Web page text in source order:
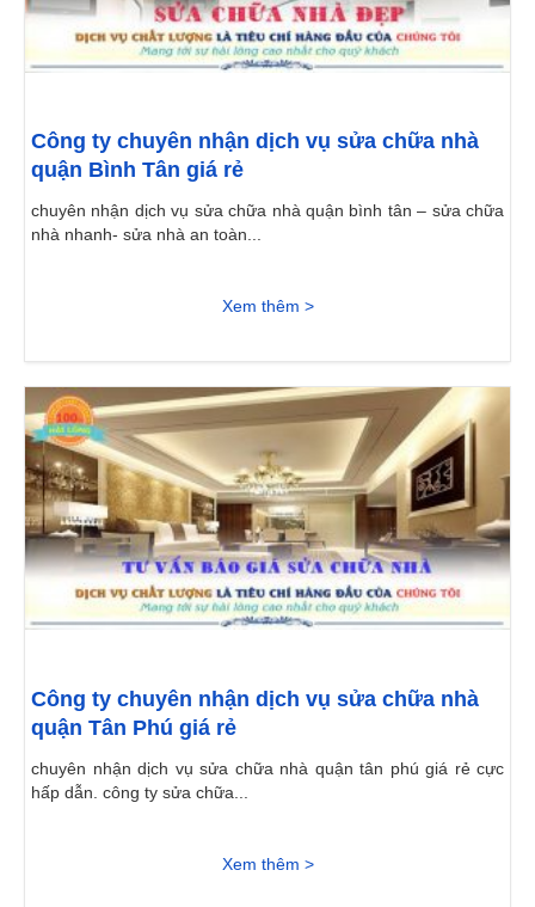
Công ty chuyên nhận dịch vụ sửa chữa nhà
quận Bình Tân giá rẻ
chuyên nhận dịch vụ sửa chữa nhà quận bình tân – sửa chữa
nhà nhanh- sửa nhà an toàn...
Xem thêm >
Công ty chuyên nhận dịch vụ sửa chữa nhà
quận Tân Phú giá rẻ
chuyên nhận dịch vụ sửa chữa nhà quận tân phú giá rẻ cực
hấp dẫn. công ty sửa chữa...
Xem thêm >